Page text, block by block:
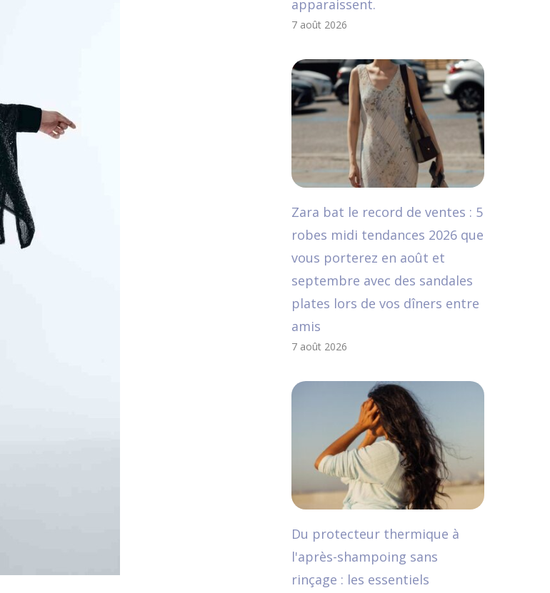
apparaissent.
7 août 2026
Zara bat le record de ventes : 5
robes midi tendances 2026 que
vous porterez en août et
septembre avec des sandales
plates lors de vos dîners entre
amis
7 août 2026
Du protecteur thermique à
l'après-shampoing sans
rinçage : les essentiels